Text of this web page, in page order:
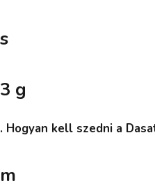
s
3 g
. Hogyan kell szedni a
m